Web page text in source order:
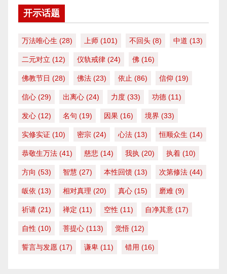
开示话题
万法唯心生 (28) 上师 (101) 不回头 (8) 中道 (13)
二元对立 (12) 仪轨戒律 (24) 佛 (16)
佛教节日 (28) 佛法 (23) 依止 (86) 信仰 (19)
信心 (29) 出离心 (24) 力度 (33) 功德 (11)
发心 (12) 名句 (19) 因果 (16) 境界 (33)
实修实证 (10) 密宗 (24) 心法 (13) 恒顺众生 (14)
恭敬生万法 (41) 慈悲 (14) 我执 (20) 执着 (10)
方向 (53) 智慧 (27) 本性回馈 (13) 次第修法 (44)
皈依 (13) 相对真理 (20) 真心 (15) 磨难 (9)
祈请 (21) 禅定 (11) 空性 (11) 自净其意 (17)
自性 (10) 菩提心 (113) 觉悟 (12)
誓言与发愿 (17) 谦卑 (11) 错用 (16)